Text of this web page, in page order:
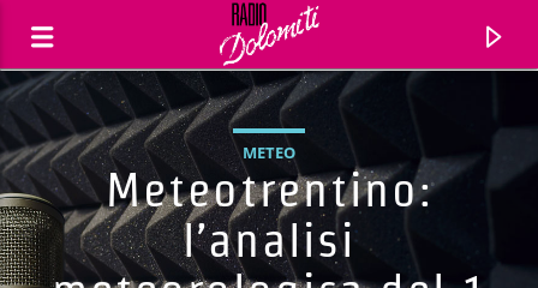
METEO
Meteotrentino:
l’analisi